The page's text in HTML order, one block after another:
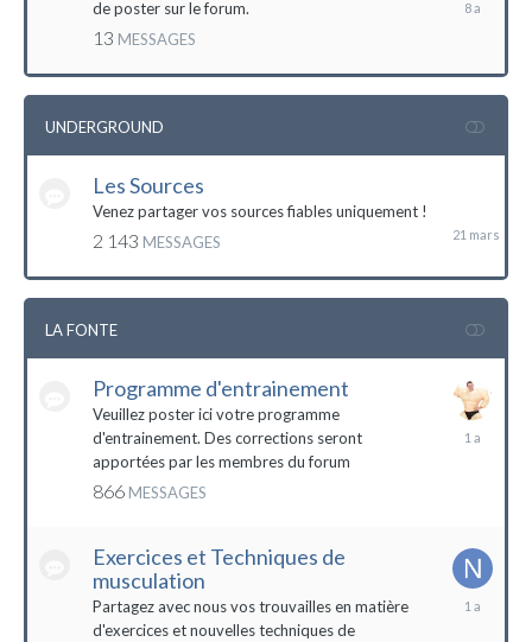
de poster sur le forum.
13 MESSAGES
UNDERGROUND
Les Sources
Venez partager vos sources fiables uniquement !
2 143 MESSAGES
LA FONTE
Programme d'entrainement
Veuillez poster ici votre programme
d'entrainement. Des corrections seront
apportées par les membres du forum
866 MESSAGES
20
Exercices et Techniques de
musculation
Partagez avec nous vos trouvailles en matière
d'exercices et nouvelles techniques de
25